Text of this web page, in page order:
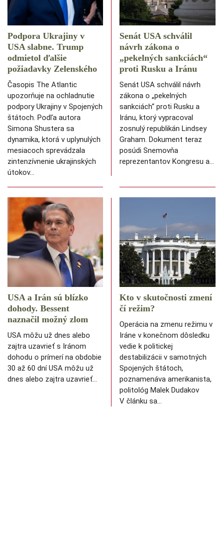
Podpora Ukrajiny v
USA slabne. Trump
odmietol ďalšie
požiadavky Zelenského
Časopis The Atlantic
upozorňuje na ochladnutie
podpory Ukrajiny v Spojených
štátoch. Podľa autora
Simona Shustera sa
dynamika, ktorá v uplynulých
mesiacoch sprevádzala
zintenzívnenie ukrajinských
útokov…
Senát USA schválil
návrh zákona o
„pekelných sankciách“
proti Rusku a Iránu
Senát USA schválil návrh
zákona o „pekelných
sankciách“ proti Rusku a
Iránu, ktorý vypracoval
zosnulý republikán Lindsey
Graham. Dokument teraz
posúdi Snemovňa
reprezentantov Kongresu a…
USA a Irán sú blízko
dohody. Bessent
naznačil možný zlom
USA môžu už dnes alebo
zajtra uzavrieť s Iránom
dohodu o prímerí na obdobie
30 až 60 dní USA môžu už
dnes alebo zajtra uzavrieť…
Kto v skutočnosti zmení
čí režim?
Operácia na zmenu režimu v
Iráne v konečnom dôsledku
vedie k politickej
destabilizácii v samotných
Spojených štátoch,
poznamenáva amerikanista,
politológ Malek Dudakov
V článku sa…